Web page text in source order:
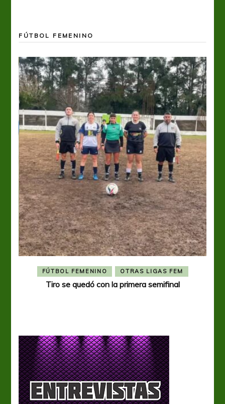
FÚTBOL FEMENINO
FÚTBOL FEMENINO OTRAS LIGAS FEM
Tiro se quedó con la primera semifinal